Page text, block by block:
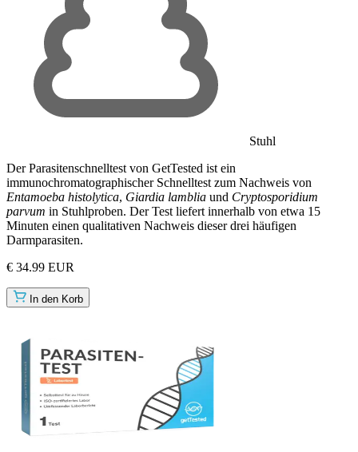
Stuhl
Der Parasitenschnelltest von GetTested ist ein
immunochromatographischer Schnelltest zum Nachweis von
Entamoeba histolytica, Giardia lamblia und Cryptosporidium
parvum in Stuhlproben. Der Test liefert innerhalb von etwa 15
Minuten einen qualitativen Nachweis dieser drei häufigen
Darmparasiten.
€ 34.99 EUR
In den Korb